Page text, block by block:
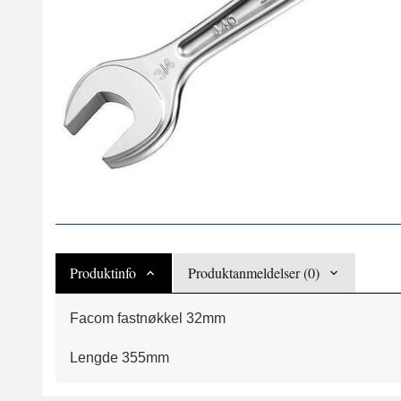
Produktinfo Produktanmeldelser (0)
Facom fastnøkkel 32mm
Lengde 355mm